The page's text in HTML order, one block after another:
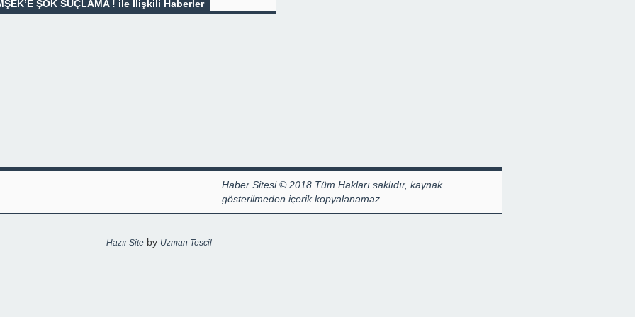
ŞOK SUÇLAMA ! ile İlişkili Haberler
Haber Sitesi © 2018 Tüm Hakları saklıdır, kaynak
gösterilmeden içerik kopyalanamaz.
Hazır Siteby Uzman Tescil